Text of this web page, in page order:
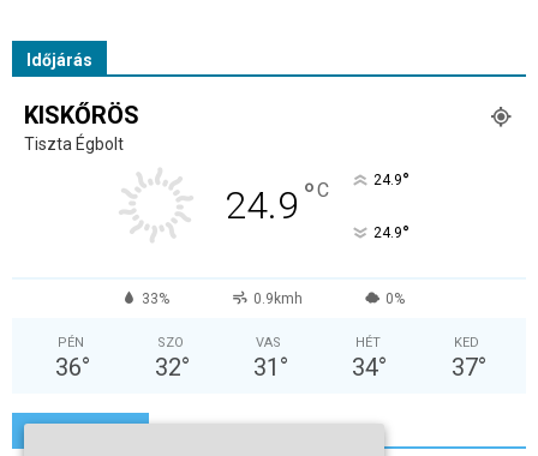
Időjárás
KISKŐRÖS
Tiszta Égbolt
24.9 °C 24.9°
24.9°
33% 0.9kmh 0%
PÉN
36°
SZO
32°
VAS
31 °
HÉT
34°
KED
37°